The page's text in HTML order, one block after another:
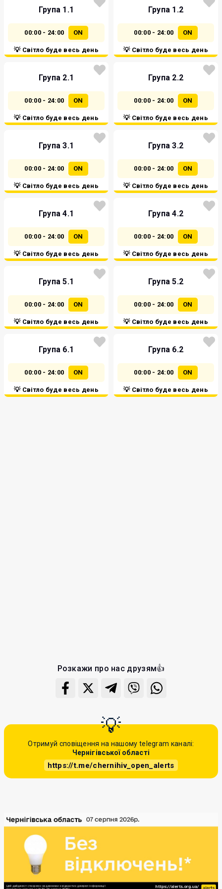
Група 1.1
00:00 - 24:00 ON
💡 Світло буде весь день
Група 1.2
00:00 - 24:00 ON
💡 Світло буде весь день
Група 2.1
00:00 - 24:00 ON
💡 Світло буде весь день
Група 2.2
00:00 - 24:00 ON
💡 Світло буде весь день
Група 3.1
00:00 - 24:00 ON
💡 Світло буде весь день
Група 3.2
00:00 - 24:00 ON
💡 Світло буде весь день
Група 4.1
00:00 - 24:00 ON
💡 Світло буде весь день
Група 4.2
00:00 - 24:00 ON
💡 Світло буде весь день
Група 5.1
00:00 - 24:00 ON
💡 Світло буде весь день
Група 5.2
00:00 - 24:00 ON
💡 Світло буде весь день
Група 6.1
00:00 - 24:00 ON
💡 Світло буде весь день
Група 6.2
00:00 - 24:00 ON
💡 Світло буде весь день
Розкажи про нас друзям👍
Отримуй сповіщення на нашому telegram каналі:
Чернігівської області
https://t.me/chernihiv_open_alerts